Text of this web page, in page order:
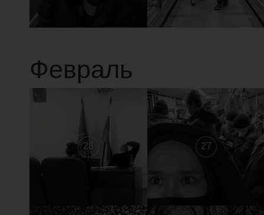
Февраль
28 27